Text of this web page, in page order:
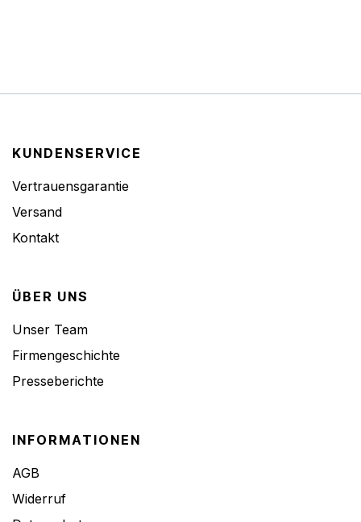
KUNDENSERVICE
Vertrauensgarantie
Versand
Kontakt
ÜBER UNS
Unser Team
Firmengeschichte
Presseberichte
INFORMATIONEN
AGB
Widerruf